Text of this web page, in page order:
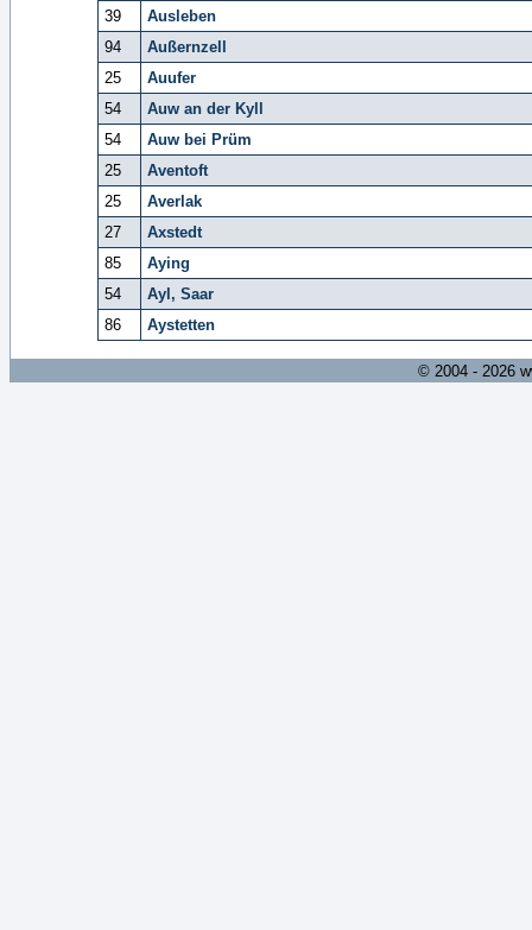
39
Ausleben
94
Außernzell
25
Auufer
54
Auw an der Kyll
54
Auw bei Prüm
25
Aventoft
25
Averlak
27
Axstedt
85
Aying
54
Ayl, Saar
86
Aystetten
© 2004 - 2026